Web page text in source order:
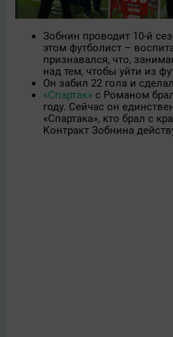
Зобнин проводит 10-й
этом футболист –
признавался, что,
над тем, чтобы уйти из
Он забил 22 гола и
«Спартак» с Романом
году. Сейчас он
«Спартака», кто брал с
Контракт Зобнина